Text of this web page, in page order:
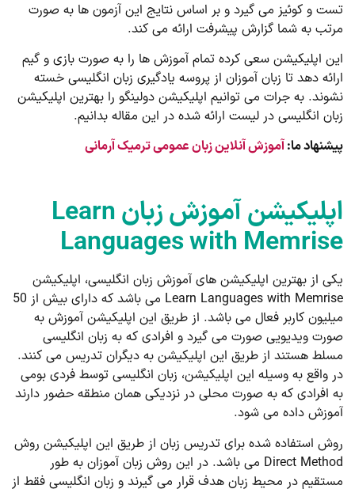
تست و کوئیز می گیرد و بر اساس نتایج این آزمون ها به صورت
مرتب به شما گزارش پیشرفت ارائه می کند.
این اپلیکیشن سعی کرده تمام آموزش ها را به صورت بازی و گیم
ارائه دهد تا زبان آموزان از پروسه یادگیری زبان انگلیسی خسته
نشوند. به جرات می توانیم اپلیکیشن دولینگو را بهترین اپلیکیشن
زبان انگلیسی در لیست ارائه شده در این مقاله بدانیم.
پیشنهاد ما: آموزش آنلاین زبان عمومی ترمیک آرمانی
اپلیکیشن آموزش زبان Learn
Languages with Memrise
یکی از بهترین اپلیکیشن های آموزش زبان انگلیسی، اپلیکیشن
Learn Languages with Memrise می باشد که دارای بیش از 50
میلیون کاربر فعال می باشد. از طریق این اپلیکیشن آموزش به
صورت ویدیویی صورت می گیرد و افرادی که به زبان انگلیسی
مسلط هستند از طریق این اپلیکیشن به دیگران تدریس می کنند.
در واقع به وسیله این اپلیکیشن، زبان انگلیسی توسط فردی بومی
به افرادی که به صورت محلی در نزدیکی همان منطقه حضور دارند
آموزش داده می شود.
روش استفاده شده برای تدریس زبان از طریق این اپلیکیشن روش
Direct Method می باشد. در این روش زبان آموزان به طور
مستقیم در محیط زبان هدف قرار می گیرند و زبان انگلیسی فقط از